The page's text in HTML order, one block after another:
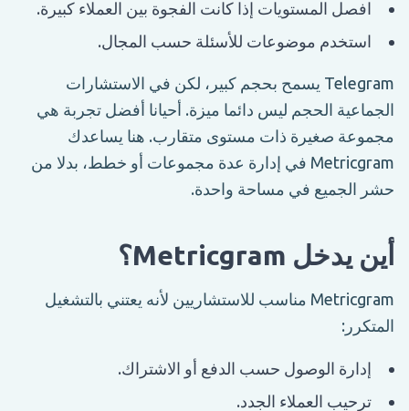
افصل المستويات إذا كانت الفجوة بين العملاء كبيرة.
استخدم موضوعات للأسئلة حسب المجال.
Telegram يسمح بحجم كبير، لكن في الاستشارات
الجماعية الحجم ليس دائما ميزة. أحيانا أفضل تجربة هي
مجموعة صغيرة ذات مستوى متقارب. هنا يساعدك
Metricgram في إدارة عدة مجموعات أو خطط، بدلا من
حشر الجميع في مساحة واحدة.
أين يدخل Metricgram؟
Metricgram مناسب للاستشاريين لأنه يعتني بالتشغيل
المتكرر:
إدارة الوصول حسب الدفع أو الاشتراك.
ترحيب العملاء الجدد.